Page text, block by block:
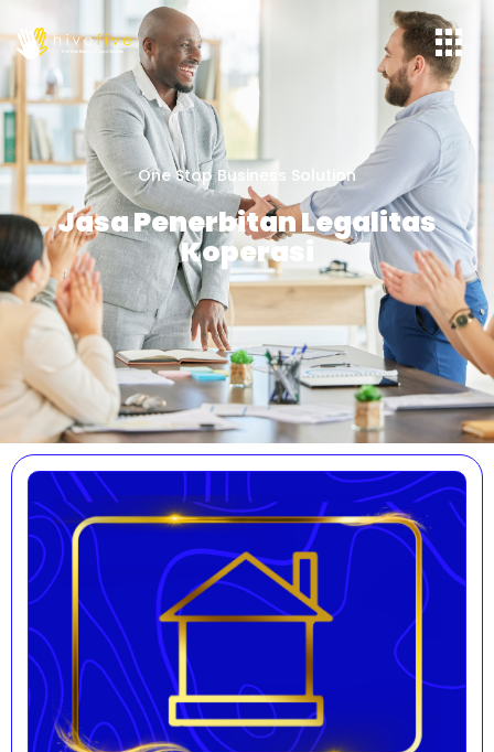
One Stop Business Solution
Jasa Penerbitan Legalitas
Koperasi